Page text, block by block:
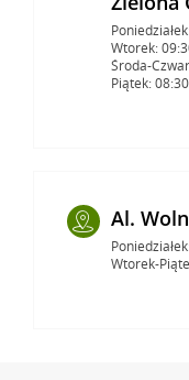
Wtorek:
Środa-
Piątek:
Al.
Wtorek-